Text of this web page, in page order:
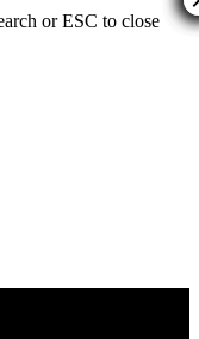
or ESC to close